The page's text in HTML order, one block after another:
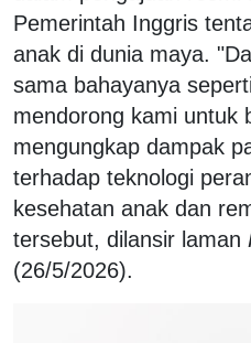
Pemerintah Inggris
anak di dunia maya.
sama bahayanya
mendorong kami untuk
mengungkap dampak
terhadap teknologi
kesehatan anak dan
tersebut, dilansir laman
(26/5/2026).